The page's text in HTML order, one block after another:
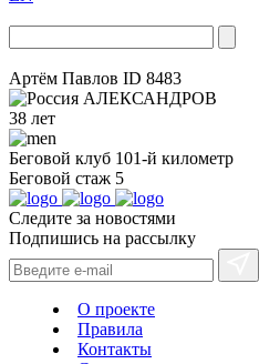
Артём Павлов ID 8483
АЛЕКСАНДРОВ
38 лет
Беговой клуб 101-й километр
Беговой стаж 5
Следите за новостями
Подпишись на рассылку
О проекте
Правила
Контакты